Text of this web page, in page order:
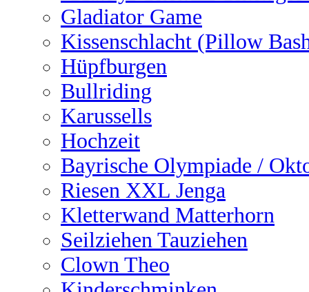
Gladiator Game
Kissenschlacht (Pillow
Hüpfburgen
Bullriding
Karussells
Hochzeit
Bayrische Olympiade /
Riesen XXL Jenga
Kletterwand Matterhorn
Seilziehen Tauziehen
Clown Theo